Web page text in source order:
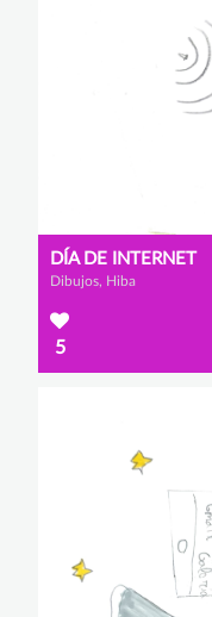
DÍA DE INTERNET
Dibujos, Hiba
5